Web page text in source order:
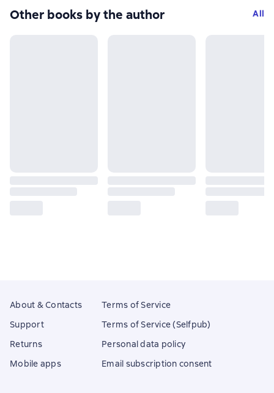
Other books by the author All
About & Contacts
Support
Returns
Mobile apps
Terms of Service
Terms of Service (Selfpub)
Personal data policy
Email subscription consent